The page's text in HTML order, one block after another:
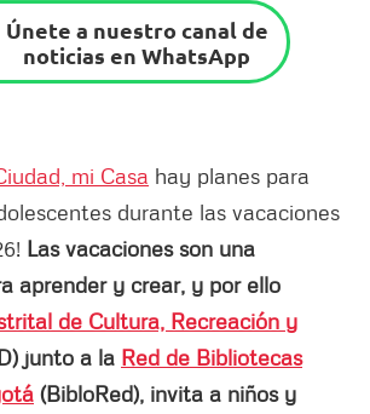
Únete a nuestro canal de
noticias en WhatsApp
mi Casa hay planes para
durante las vacaciones
Las vacaciones son una
aprender y crear, y por ello
de Cultura, Recreación y
junto a la Red de Bibliotecas
(BibloRed), invita a niños y